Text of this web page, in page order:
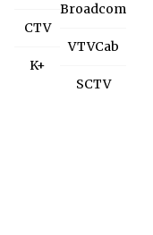
CTV
K+
Broadcom
VTVCab
SCTV